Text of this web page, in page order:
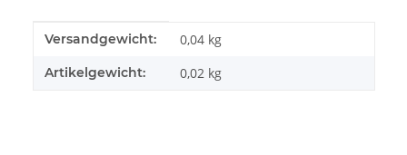
Produkteigenschaft
Wert
Versandgewicht: 0,04 kg
Artikelgewicht: 0,02 kg